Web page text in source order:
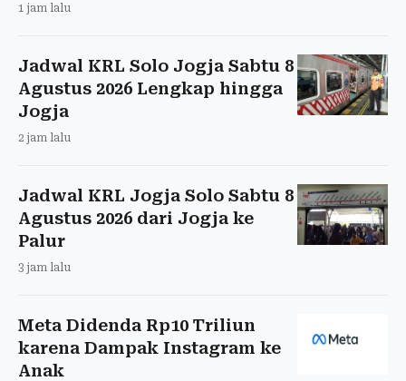
1 jam lalu
Jadwal KRL Solo Jogja Sabtu 8
Agustus 2026 Lengkap hingga
Jogja
2 jam lalu
Jadwal KRL Jogja Solo Sabtu 8
Agustus 2026 dari Jogja ke
Palur
3 jam lalu
Meta Didenda Rp10 Triliun
karena Dampak Instagram ke
Anak